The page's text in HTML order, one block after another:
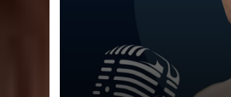
11 OSPITE
GIORGIO